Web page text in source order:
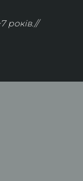
років.//